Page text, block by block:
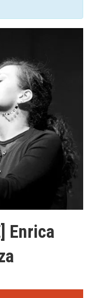
Enrica